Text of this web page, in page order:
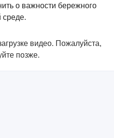
о важности бережного
видео. Пожалуйста,
позже.